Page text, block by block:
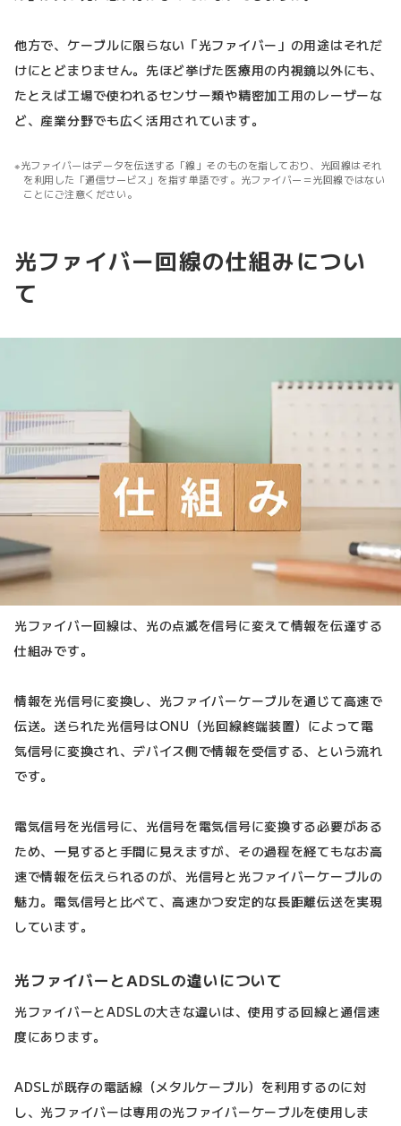
他方で、ケーブルに限らない「光ファイバー」の用途はそれだ
けにとどまりません。先ほど挙げた医療用の内視鏡以外にも、
たとえば工場で使われるセンサー類や精密加工用のレーザーな
ど、産業分野でも広く活用されています。
光ファイバーはデータを伝送する「線」そのものを指しており、光回線はそれ
を利用した「通信サービス」を指す単語です。光ファイバー＝光回線ではない
ことにご注意ください。
光ファイバー回線の仕組みについ
て
光ファイバー回線は、光の点滅を信号に変えて情報を伝達する
仕組みです。
情報を光信号に変換し、光ファイバーケーブルを通じて高速で
伝送。送られた光信号はONU（光回線終端装置）によって電
気信号に変換され、デバイス側で情報を受信する、という流れ
です。
電気信号を光信号に、光信号を電気信号に変換する必要がある
ため、一見すると手間に見えますが、その過程を経てもなお高
速で情報を伝えられるのが、光信号と光ファイバーケーブルの
魅力。電気信号と比べて、高速かつ安定的な長距離伝送を実現
しています。
光ファイバーとADSLの違いについて
光ファイバーとADSLの大きな違いは、使用する回線と通信速
度にあります。
ADSLが既存の電話線（メタルケーブル）を利用するのに対
し、光ファイバーは専用の光ファイバーケーブルを使用しま